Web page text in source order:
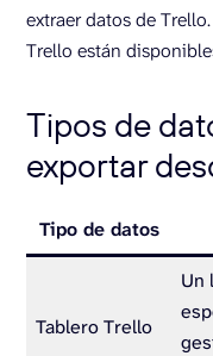
extraer datos de
Trello están
Tipos de
exportar
Tipo de datos
Tablero Trello
Un